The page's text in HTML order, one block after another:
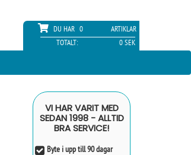
DU HAR 0
ARTIKLAR
TOTALT:
0 SEK
VI HAR VARIT MED
SEDAN 1998 - ALLTID
BRA SERVICE!
Byte i upp till 90 dagar